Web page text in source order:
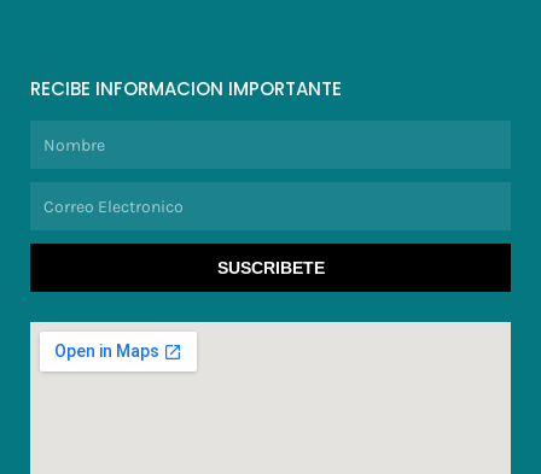
RECIBE INFORMACION IMPORTANTE
SUSCRIBETE